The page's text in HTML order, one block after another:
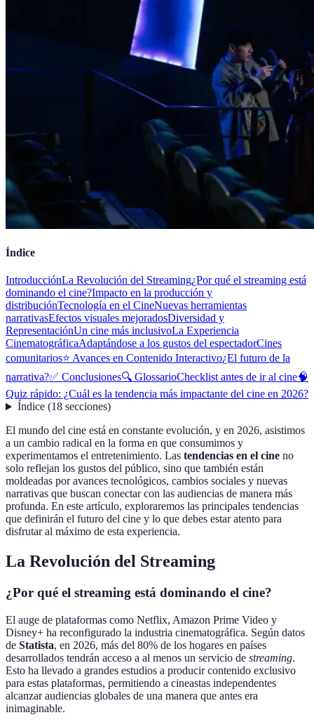
Índice
IntroducciónLa Revolución del Streaming¿Por qué el streaming está
dominando el cine?Impacto en la producción y
distribuciónTecnología en el CineNuevas herramientas
narrativasEfectos visuales mejoradosDiversidad y
RepresentaciónUn cine más inclusivoLa Experiencia
CinematográficaAdaptándose a los gustos del espectadorCines
comunitarios⭐️ Avances en Contenido Interactivo¿El futuro de la
narrativa?✅ Conclusiones🔍 GlossarioChecklist antes de ir al cine🧠
Quiz rápido: ¿Cuál es la tendencia más impactante del cine en 2026?
Índice(18 secciones)
El mundo del cine está en constante evolución, y en 2026, asistimos
a un cambio radical en la forma en que consumimos y
experimentamos el entretenimiento. Las tendencias en el cine no
solo reflejan los gustos del público, sino que también están
moldeadas por avances tecnológicos, cambios sociales y nuevas
narrativas que buscan conectar con las audiencias de manera más
profunda. En este artículo, exploraremos las principales tendencias
que definirán el futuro del cine y lo que debes estar atento para
disfrutar al máximo de esta experiencia.
La Revolución del Streaming
¿Por qué el streaming está dominando el cine?
El auge de plataformas como Netflix, Amazon Prime Video y
Disney+ ha reconfigurado la industria cinematográfica. Según datos
de Statista, en 2026, más del 80% de los hogares en países
desarrollados tendrán acceso a al menos un servicio de streaming.
Esto ha llevado a grandes estudios a producir contenido exclusivo
para estas plataformas, permitiendo a cineastas independentes
alcanzar audiencias globales de una manera que antes era
inimaginable.